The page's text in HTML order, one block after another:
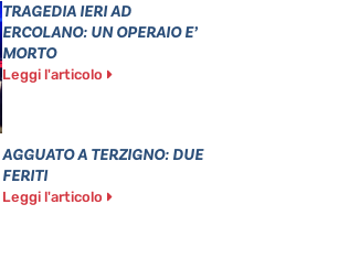
TRAGEDIA IERI AD
ERCOLANO: UN OPERAIO E’
MORTO
Leggi l'articolo
AGGUATO A TERZIGNO: DUE
FERITI
Leggi l'articolo